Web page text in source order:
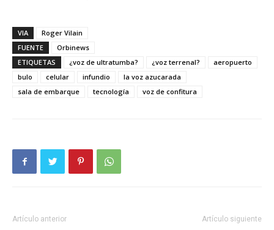
VIA
Roger Vilain
FUENTE
Orbinews
ETIQUETAS
¿voz de ultratumba? ¿voz terrenal?
aeropuerto
bulo
celular infundio
la voz azucarada
sala de embarque
tecnología voz de confitura
Artículo anterior Artículo siguiente